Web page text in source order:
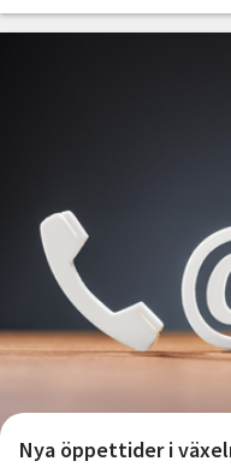
Nya öppettider i